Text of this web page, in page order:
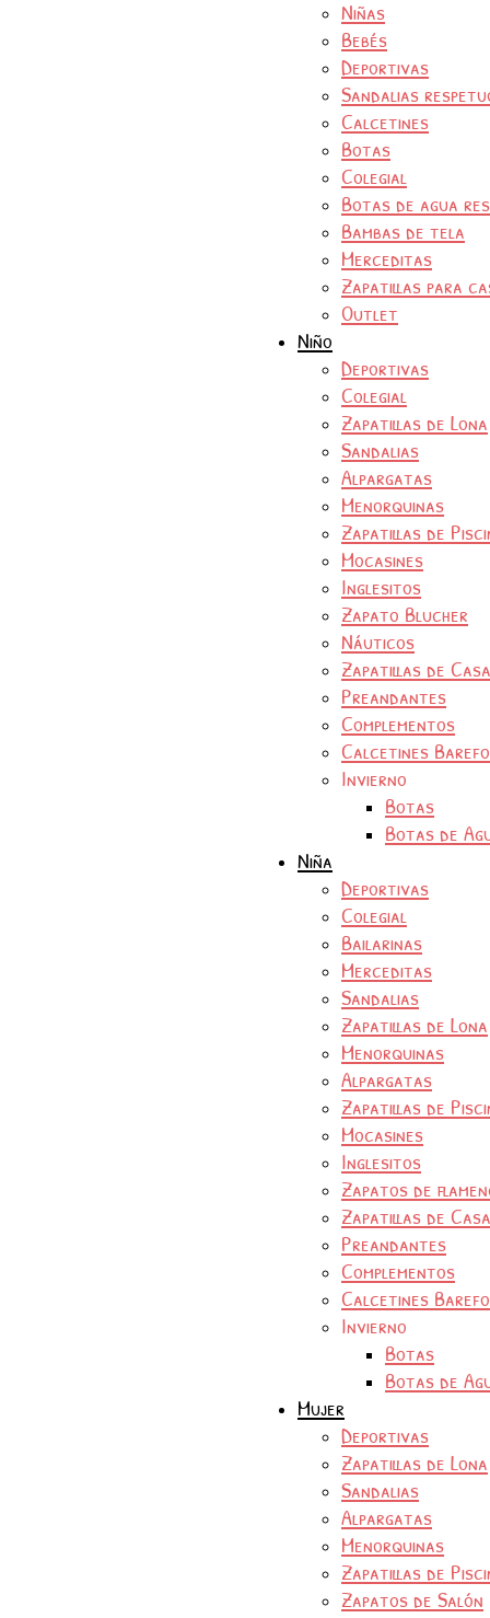
Niñas
Bebés
Deportivas
Sandalias
Calcetines
Botas
Colegial
Botas de agua
Bambas de tela
Merceditas
Zapatillas para
Outlet
Niño
Deportivas
Colegial
Zapatillas de Lona
Sandalias
Alpargatas
Menorquinas
Zapatillas de
Mocasines
Inglesitos
Zapato Blucher
Náuticos
Zapatillas de Casa
Preandantes
Complementos
Calcetines
Invierno
Botas
Botas de
Niña
Deportivas
Colegial
Bailarinas
Merceditas
Sandalias
Zapatillas de Lona
Menorquinas
Alpargatas
Zapatillas de
Mocasines
Inglesitos
Zapatos de
Zapatillas de Casa
Preandantes
Complementos
Calcetines
Invierno
Botas
Botas de
Mujer
Deportivas
Zapatillas de Lona
Sandalias
Alpargatas
Menorquinas
Zapatillas de
Zapatos de Salón